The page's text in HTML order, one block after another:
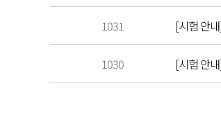
1031 [시험 안
1030 [시험 안